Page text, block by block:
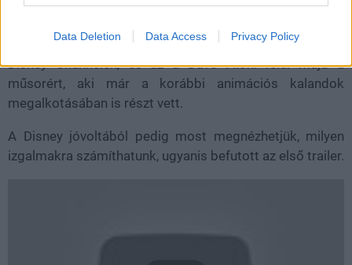
Data Deletion Data Access Privacy Policy
és BB-8 is.
Az első rész a tervek szerint október 7-én debütál a
Disney Channelen, és az a Dave Filoni felel majd a
műsorért, aki már a korábbi animációs kalandok
megalkotásában is részt vett.
A Disney jóvoltából pedig most megnézhetjük, milyen
izgalmakra számíthatunk, ugyanis befutott az első trailer.